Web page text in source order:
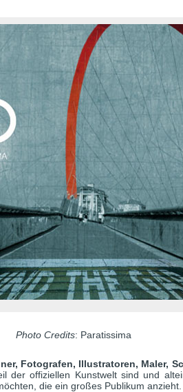
Photo Credits: Paratissima
Fotografen, Illustratoren, Maler,
der offiziellen Kunstwelt sind und
die ein großes Publikum anzieht.